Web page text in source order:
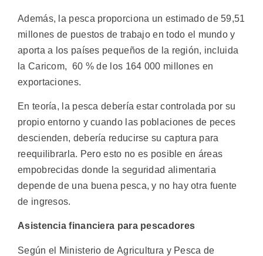
Además, la pesca proporciona un estimado de 59,51
millones de puestos de trabajo en todo el mundo y
aporta a los países pequeños de la región, incluida
la Caricom, 60 % de los 164 000 millones en
exportaciones.
En teoría, la pesca debería estar controlada por su
propio entorno y cuando las poblaciones de peces
descienden, debería reducirse su captura para
reequilibrarla. Pero esto no es posible en áreas
empobrecidas donde la seguridad alimentaria
depende de una buena pesca, y no hay otra fuente
de ingresos.
Asistencia financiera para pescadores
Según el Ministerio de Agricultura y Pesca de